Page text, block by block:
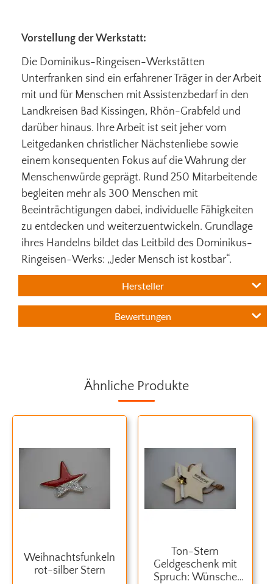
Vorstellung der Werkstatt:
Die Dominikus-Ringeisen-Werkstätten
Unterfranken sind ein erfahrener Träger in der Arbeit
mit und für Menschen mit Assistenzbedarf in den
Landkreisen Bad Kissingen, Rhön-Grabfeld und
darüber hinaus. Ihre Arbeit ist seit jeher vom
Leitgedanken christlicher Nächstenliebe sowie
einem konsequenten Fokus auf die Wahrung der
Menschenwürde geprägt. Rund 250 Mitarbeitende
begleiten mehr als 300 Menschen mit
Beeinträchtigungen dabei, individuelle Fähigkeiten
zu entdecken und weiterzuentwickeln. Grundlage
ihres Handelns bildet das Leitbild des Dominikus-
Ringeisen-Werks: „Jeder Mensch ist kostbar“.
Hersteller
Bewertungen
Ähnliche Produkte
Weihnachtsfunkeln
rot-silber Stern
Ton-Stern
Geldgeschenk mit
Spruch: Wünsche